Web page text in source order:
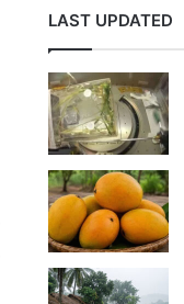
LAST UPDATED